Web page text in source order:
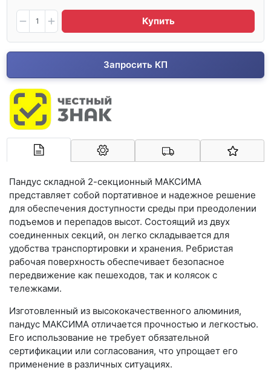
Купить
Запросить КП
Арконт-Мед
Пандус складной 2-секционный МАКСИМА
представляет собой портативное и надежное решение
для обеспечения доступности среды при преодолении
подъемов и перепадов высот. Состоящий из двух
соединенных секций, он легко складывается для
удобства транспортировки и хранения. Ребристая
рабочая поверхность обеспечивает безопасное
передвижение как пешеходов, так и колясок с
тележками.
Изготовленный из высококачественного алюминия,
пандус МАКСИМА отличается прочностью и легкостью.
Его использование не требует обязательной
сертификации или согласования, что упрощает его
применение в различных ситуациях.